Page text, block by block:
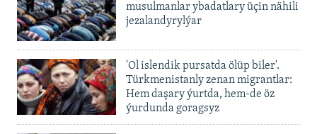
musulmanlar ybadatlary üçin nähili
jezalandyrylýar
'Ol islendik pursatda ölüp biler'.
Türkmenistanly zenan migrantlar:
Hem daşary ýurtda, hem-de öz
ýurdunda goragsyz